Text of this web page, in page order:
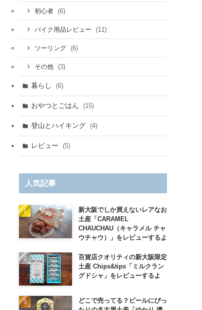
初心者 (6)
バイク用品レビュー (11)
ツーリング (6)
その他 (3)
暮らし (6)
おやつとごはん (15)
登山とハイキング (4)
レビュー (5)
人気記事
新大阪でしか買えないレアなお
土産「CARAMEL
CHAUCHAU（キャラメル チャ
ウチャウ）」をレビューするよ
百貨店クオリティの新大阪限定
土産 Chips&tips「ミルクラン
グドシャ」をレビューするよ
どこで売ってる？ビールにぴっ